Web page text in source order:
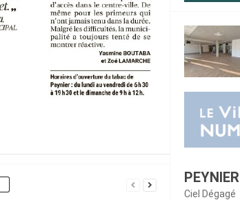
PEYNIER
Ciel Dégagé